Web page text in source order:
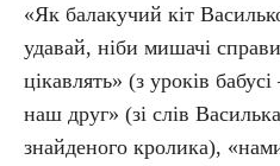
«Як балакучий кіт
удавай, ніби мишачі
цікавлять» (з уроків
наш друг» (зі слів
знайденого кролика),